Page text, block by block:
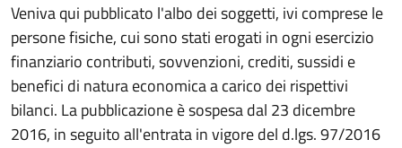
Veniva qui pubblicato l'albo dei soggetti, ivi comprese le
persone fisiche, cui sono stati erogati in ogni esercizio
finanziario contributi, sovvenzioni, crediti, sussidi e
benefici di natura economica a carico dei rispettivi
bilanci. La pubblicazione è sospesa dal 23 dicembre
2016, in seguito all'entrata in vigore del d.lgs. 97/2016